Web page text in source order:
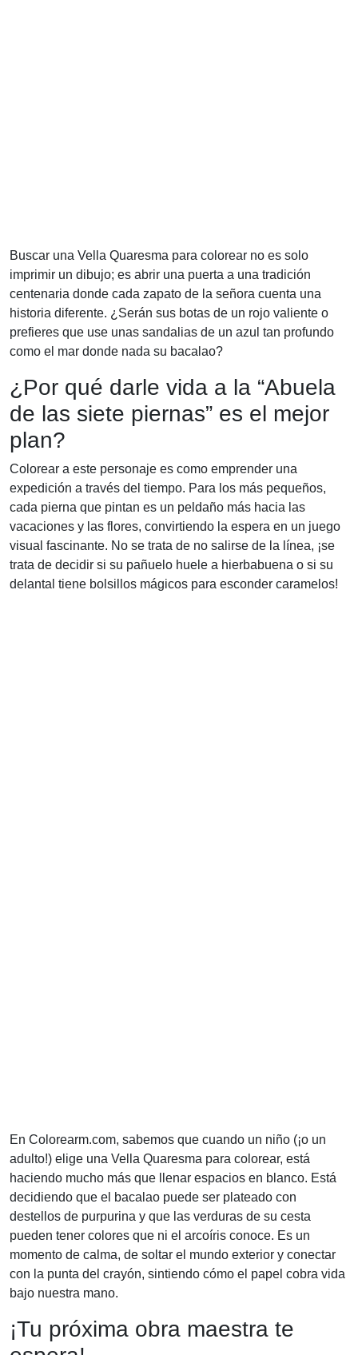
Buscar una Vella Quaresma para colorear no es solo
imprimir un dibujo; es abrir una puerta a una tradición
centenaria donde cada zapato de la señora cuenta una
historia diferente. ¿Serán sus botas de un rojo valiente o
prefieres que use unas sandalias de un azul tan profundo
como el mar donde nada su bacalao?
¿Por qué darle vida a la “Abuela
de las siete piernas” es el mejor
plan?
Colorear a este personaje es como emprender una
expedición a través del tiempo. Para los más pequeños,
cada pierna que pintan es un peldaño más hacia las
vacaciones y las flores, convirtiendo la espera en un juego
visual fascinante. No se trata de no salirse de la línea, ¡se
trata de decidir si su pañuelo huele a hierbabuena o si su
delantal tiene bolsillos mágicos para esconder caramelos!
En Colorearm.com, sabemos que cuando un niño (¡o un
adulto!) elige una Vella Quaresma para colorear, está
haciendo mucho más que llenar espacios en blanco. Está
decidiendo que el bacalao puede ser plateado con
destellos de purpurina y que las verduras de su cesta
pueden tener colores que ni el arcoíris conoce. Es un
momento de calma, de soltar el mundo exterior y conectar
con la punta del crayón, sintiendo cómo el papel cobra vida
bajo nuestra mano.
¡Tu próxima obra maestra te